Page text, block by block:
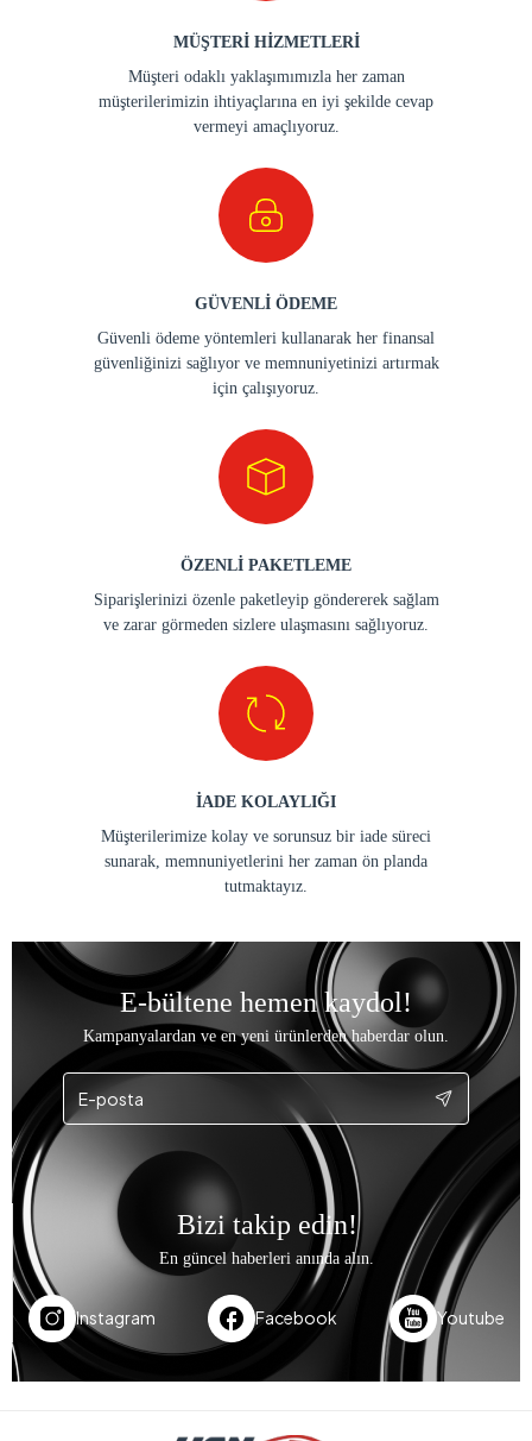
MÜŞTERİ HİZMETLERİ
Müşteri odaklı yaklaşımımızla her zaman
müşterilerimizin ihtiyaçlarına en iyi şekilde cevap
vermeyi amaçlıyoruz.
GÜVENLİ ÖDEME
Güvenli ödeme yöntemleri kullanarak her finansal
güvenliğinizi sağlıyor ve memnuniyetinizi artırmak
için çalışıyoruz.
ÖZENLİ PAKETLEME
Siparişlerinizi özenle paketleyip göndererek sağlam
ve zarar görmeden sizlere ulaşmasını sağlıyoruz.
İADE KOLAYLIĞI
Müşterilerimize kolay ve sorunsuz bir iade süreci
sunarak, memnuniyetlerini her zaman ön planda
tutmaktayız.
E-bültene hemen kaydol!
Kampanyalardan ve en yeni ürünlerden haberdar olun.
Bizi takip edin!
En güncel haberleri anında alın.
Instagram Facebook Youtube